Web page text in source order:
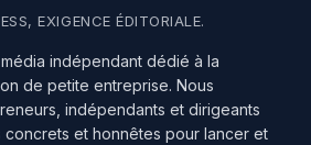
EXIGENCE ÉDITORIALE.
indépendant dédié à la
de petite entreprise. Nous
indépendants et dirigeants
et honnêtes pour lancer et